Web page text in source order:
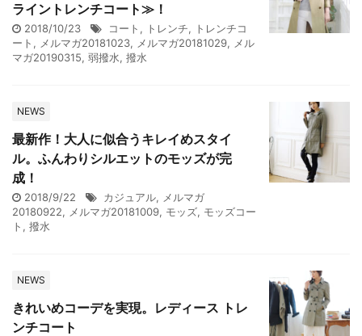
ライントレンチコート≫！
2018/10/23 コート , トレンチ, トレンチコ
ート , メルマガ20181023, メルマガ20181029, メル
マガ20190315, 弱撥水, 撥水
NEWS
最新作！大人に似合うキレイめスタイ
ル。ふんわりシルエットのモッズが完
成！
2018/9/22 カジュアル, メルマガ
20180922, メルマガ20181009, モッズ, モッズコー
ト , 撥水
NEWS
きれいめコーデを実現。レディース トレ
ンチコート